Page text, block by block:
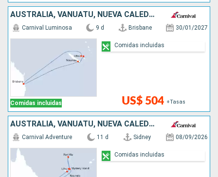
AUSTRALIA, VANUATU, NUEVA CALEDONIA
Comidas incluidas
Carnival Luminosa 9 d Brisbane 30/01/2027
US$ 504 +Tasas
Comidas incluidas
AUSTRALIA, VANUATU, NUEVA CALEDONIA
Carnival Adventure 11 d Sidney 08/09/2026
Comidas incluidas